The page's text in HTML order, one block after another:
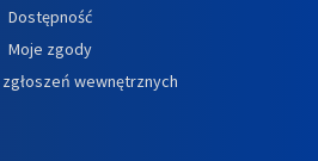
Dostępność
Moje zgody
wewnętrznych